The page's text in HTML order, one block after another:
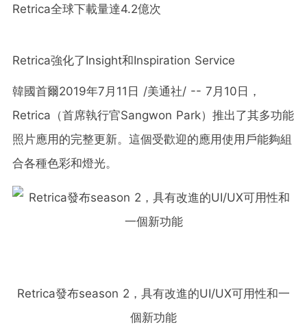
Retrica全球下載量達4.2億次
Retrica強化了Insight和Inspiration Service
韓國首爾2019年7月11日 /美通社/ -- 7月10日，
Retrica（首席執行官Sangwon Park）推出了其多功能
照片應用的完整更新。這個受歡迎的應用使用戶能夠組
合各種色彩和燈光。
Retrica發布season 2，具有改進的UI/UX可用性和一
個新功能